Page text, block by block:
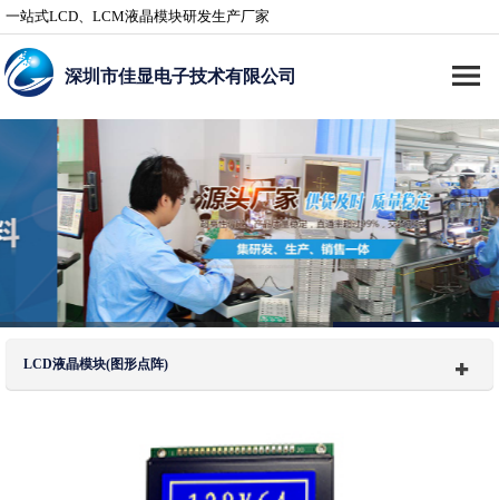
一站式LCD、LCM液晶模块研发生产厂家
深圳市佳显电子技术有限公司
LCD液晶模块(图形点阵)